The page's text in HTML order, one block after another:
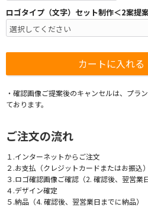
ロゴタイプ（文字）セット制作＜2案提
・確認画像ご提案後のキャンセルは、プラ
ております。
ご注文の流れ
１.インターネットからご注文
２.お支払（クレジットカードまたはお振込）
３.ロゴ確認画像ご確認（2. 確認後、翌営業
４.デザイン確定
５.納品（4. 確認後、翌営業日までに納品）